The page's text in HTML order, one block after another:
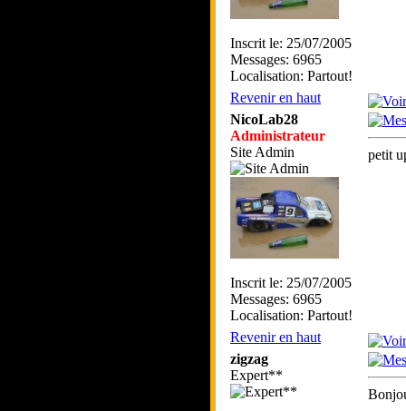
Inscrit le: 25/07/2005
Messages: 6965
Localisation: Partout!
Revenir en haut
NicoLab28
Administrateur
Site Admin
Inscrit le: 25/07/2005
Messages: 6965
Localisation: Partout!
petit
Revenir en haut
zigzag
Expert**